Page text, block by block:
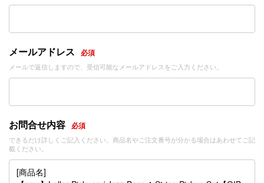
メールアドレス 必須
メールで返信しますので、受信可能なメールアドレスをご入力ください。
お問合せ内容 必須
できるだけ詳しくご記入ください。商品名やご注文番号が分かる場合はあわせてご記
載ください。